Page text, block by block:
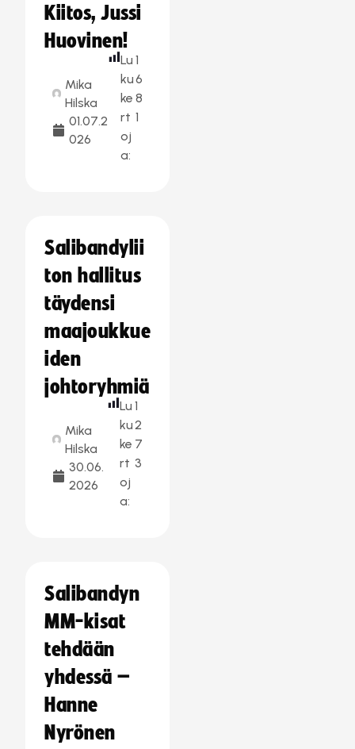
Kiitos, Jussi
Huovinen!
Mika
Hilska
01.07.2
026
Lu
ku
ke
rt
oj
a:
1
6
8
1
Salibandylii
ton hallitus
täydensi
maajoukkue
iden
johtoryhmiä
Mika
Hilska
30.06.
2026
Lu
ku
ke
rt
oj
a:
1
2
7
3
Salibandyn
MM-kisat
tehdään
yhdessä –
Hanne
Nyrönen